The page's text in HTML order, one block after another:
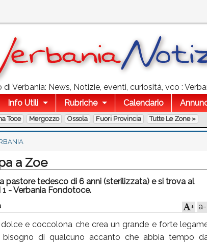
Verbania: News, Notizie, eventi, curiosità, vco :
Info Utili Rubriche Calendario
Toce Mergozzo Ossola Fuori Provincia Tutte Le Zone »
a Zoe
pastore tedesco di 6 anni (sterilizzata) e si trova al
- Verbania Fondotoce.
a-
+
dolce e coccolona che crea un grande e forte
di qualcuno accanto che abbia tempo